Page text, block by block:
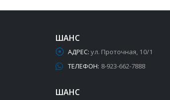
ШАНС
АДРЕС: ул. Проточная, 10/1
ТЕЛЕФОН: 8-923-662-7888
ШАНС